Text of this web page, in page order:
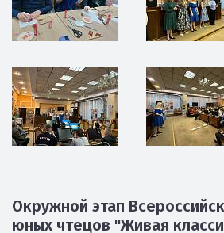
Окружной этап
юных чтецов "Живая